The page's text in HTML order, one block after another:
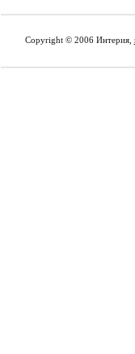
Copyright © 2006 Интерия,